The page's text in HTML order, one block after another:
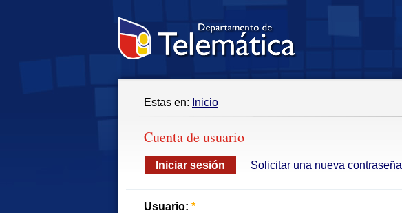
Estas en: Inicio
Cuenta de usuario
Iniciar sesión Solicitar una nueva contraseña
Usuario: *